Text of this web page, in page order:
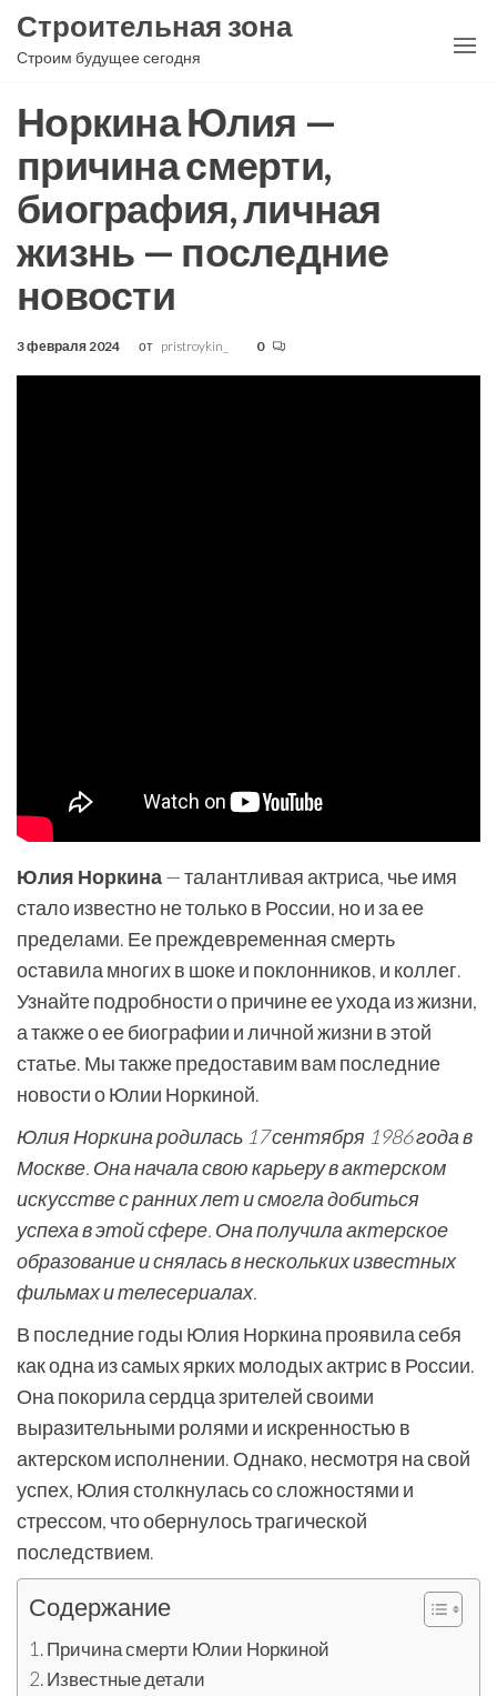
Перейти
Строительная зона
Строим будущее сегодня
Норкина Юлия —
причина смерти,
биография, личная
жизнь — последние
новости
3 февраля 2024 от pristroykin_ 0
Юлия Норкина— талантливая актриса, чье имя
стало известно не только в России, но и за ее
пределами. Ее преждевременная смерть
оставила многих в шоке и поклонников, и коллег.
Узнайте подробности о причине ее ухода из жизни,
а также о ее биографии и личной жизни в этой
статье. Мы также предоставим вам последние
новости о Юлии Норкиной.
Юлия Норкина родилась 17 сентября 1986 года в
Москве. Она начала свою карьеру в актерском
искусстве с ранних лет и смогла добиться
успеха в этой сфере. Она получила актерское
образование и снялась в нескольких известных
фильмах и телесериалах.
В последние годы Юлия Норкина проявила себя
как одна из самых ярких молодых актрис в России.
Она покорила сердца зрителей своими
выразительными ролями и искренностью в
актерском исполнении. Однако, несмотря на свой
успех, Юлия столкнулась со сложностями и
стрессом, что обернулось трагической
последствием.
Содержание
Причина смерти Юлии Норкиной
Известные детали